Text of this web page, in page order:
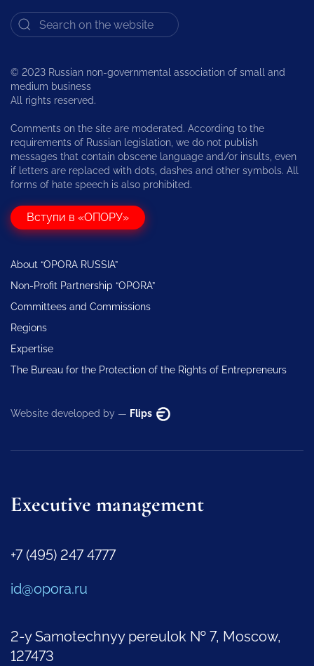
© 2023 Russian non-governmental association of small and
medium business
All rights reserved.
Comments on the site are moderated. According to the
requirements of Russian legislation, we do not publish
messages that contain obscene language and/or insults, even
if letters are replaced with dots, dashes and other symbols. All
forms of hate speech is also prohibited.
Вступи в «ОПОРУ»
About “OPORA RUSSIA”
Non-Profit Partnership “OPORA”
Committees and Commissions
Regions
Expertise
The Bureau for the Protection of the Rights of Entrepreneurs
Website developed by — Flips
Executive management
+7 (495) 247 4777
id@opora.ru
2-y Samotechnyy pereulok № 7, Moscow,
127473